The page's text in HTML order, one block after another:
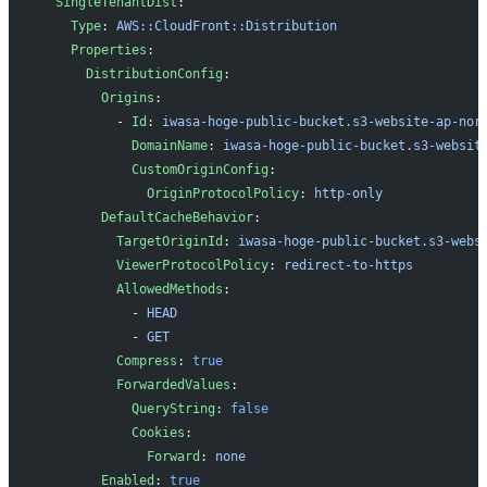
    Type
: AWS::CloudFront::Distribution
    Properties
:
      DistributionConfig
:
        Origins
:
          -
Id : iwasa-hoge-public-bucket.s3-website-ap-
            DomainName
: iwasa-hoge-public-bucket.s3-
            CustomOriginConfig
:
              OriginProtocolPolicy
:
http-only
        DefaultCacheBehavior
:
          TargetOriginId
: iwasa-hoge-public-bucket.s3-
          ViewerProtocolPolicy
:
redirect-to-https
          AllowedMethods
:
            -
HEAD
            -
GET
          Compress
: true
          ForwardedValues
:
            QueryString
: false
            Cookies
:
              Forward
: none
        Enabled
: true